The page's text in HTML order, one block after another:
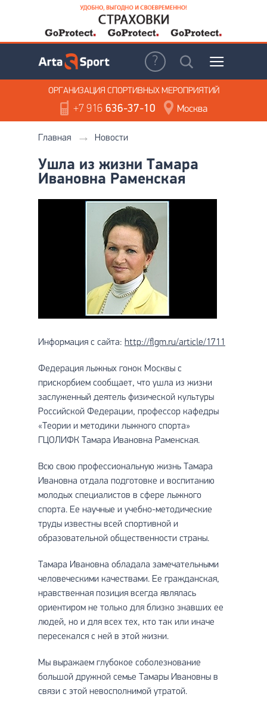
ОРГАНИЗАЦИЯ СПОРТИВНЫХ МЕРОПРИЯТИЙ
+7 916636-37-10 Москва
Главная Новости
Ушла из жизни Тамара
Ивановна Раменская
Информация с сайта: http://flgm.ru/article/1711
Федерация лыжных гонок Москвы с
прискорбием сообщает, что ушла из жизни
заслуженный деятель физической культуры
Российской Федерации, профессор кафедры
«Теории и методики лыжного спорта»
ГЦОЛИФК Тамара Ивановна Раменская.
Всю свою профессиональную жизнь Тамара
Ивановна отдала подготовке и воспитанию
молодых специалистов в сфере лыжного
спорта. Ее научные и учебно-методические
труды известны всей спортивной и
образовательной общественности страны.
Тамара Ивановна обладала замечательными
человеческими качествами. Ее гражданская,
нравственная позиция всегда являлась
ориентиром не только для близко знавших ее
людей, но и для всех тех, кто так или иначе
пересекался с ней в этой жизни.
Мы выражаем глубокое соболезнование
большой дружной семье Тамары Ивановны в
связи с этой невосполнимой утратой.